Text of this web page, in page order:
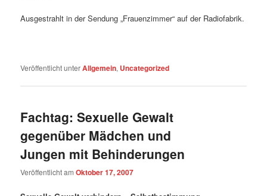
Ausgestrahlt in der Sendung „Frauenzimmer“ auf der Radiofabrik.
Veröffentlicht unterAllgemein, Uncategorized
Fachtag: Sexuelle Gewalt
gegenüber Mädchen und
Jungen mit Behinderungen
Veröffentlicht amOktober 17, 2007